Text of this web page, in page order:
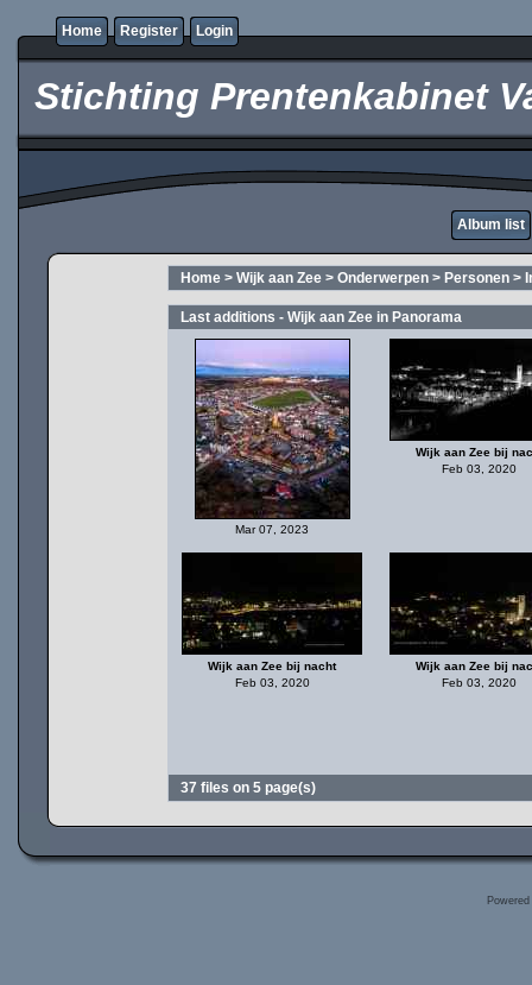
Home Register Login
Stichting Prentenkabinet
Album list
Home > Wijk aan Zee > Onderwerpen > Personen >
Last additions - Wijk aan Zee in Panorama
Mar 07, 2023
Wijk aan Zee bij
Feb 03, 2020
Wijk aan Zee bij nacht
Feb 03, 2020
Wijk aan Zee bij
Feb 03, 2020
37 files on 5 page(s)